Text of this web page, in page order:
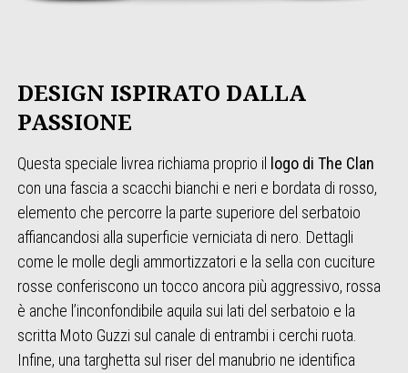
DESIGN ISPIRATO DALLA
PASSIONE
Questa speciale livrea richiama proprio il
logo di The Clan
con una fascia a scacchi bianchi e neri e bordata di rosso,
elemento che percorre la parte superiore del serbatoio
affiancandosi alla superficie verniciata di nero. Dettagli
come le molle degli ammortizzatori e la sella con cuciture
rosse conferiscono un tocco ancora più aggressivo, rossa
è anche l’inconfondibile aquila sui lati del serbatoio e la
scritta Moto Guzzi sul canale di entrambi i cerchi ruota.
Infine, una targhetta sul riser del manubrio ne identifica